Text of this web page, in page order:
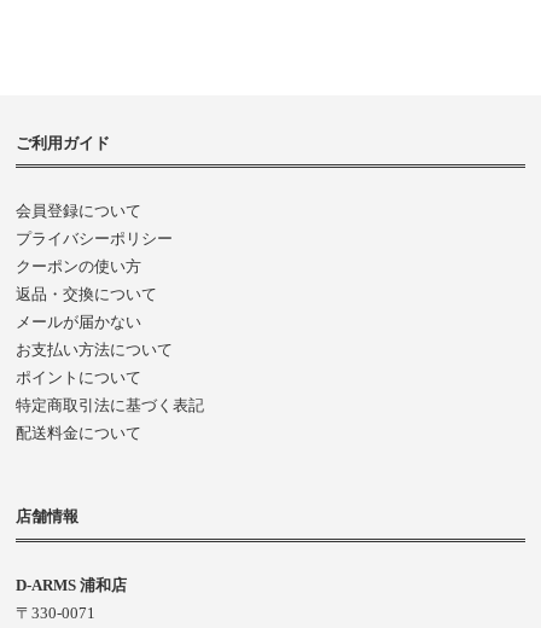
ご利用ガイド
会員登録について
プライバシーポリシー
クーポンの使い方
返品・交換について
メールが届かない
お支払い方法について
ポイントについて
特定商取引法に基づく表記
配送料金について
店舗情報
D-ARMS 浦和店
〒330-0071